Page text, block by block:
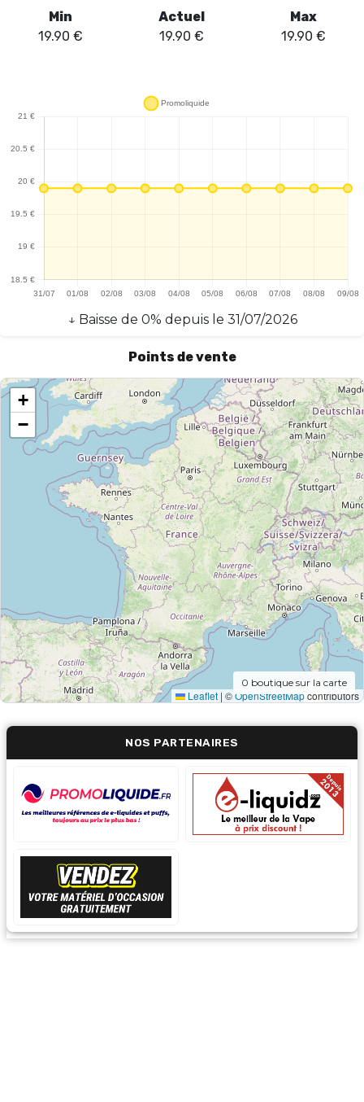
intégré est un atout, permettant de suivre facilement le niveau
de batterie et de e-liquide, garantissant ainsi une expérience
Al Fakher Crown Bar Hyper Max 30K - Raisin Baies est un
excellent choix pour ceux qui recherchent une vape fruitée,
pratique et performante, tout en restant dans une gamme de
Min
19.90 €
Actuel
19.90 €
Max
19.90 €
↓ Baisse de 0% depuis le 31/07/2026
Points de vente
+
−
Leaflet | ©OpenStreetMapcontributors
0 boutique sur la carte
NOS PARTENAIRES